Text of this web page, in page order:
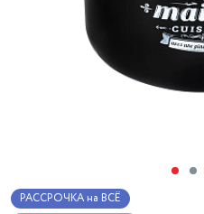
РАССРОЧКА на ВСЁ